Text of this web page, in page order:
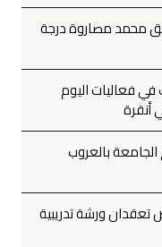
محمد مصاروة درجة
فعاليات اليوم
أنقرة
بالعروب
ورشة تدريبية